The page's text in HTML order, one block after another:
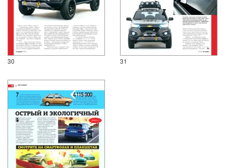
30 31